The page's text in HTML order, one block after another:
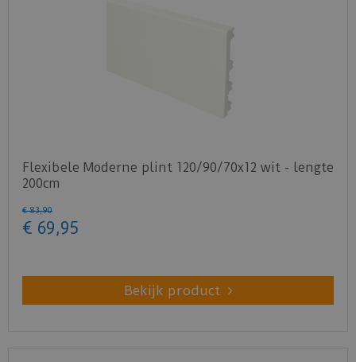
Flexibele Moderne plint 120/90/70x12 wit - lengte
200cm
€ 83,90
€ 69,95
Bekijk product